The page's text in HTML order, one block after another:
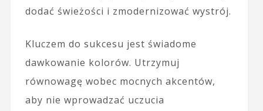
dodać świeżości i zmodernizować wystrój.
Kluczem do sukcesu jest świadome
dawkowanie kolorów. Utrzymuj
równowagę wobec mocnych akcentów,
aby nie wprowadzać uczucia